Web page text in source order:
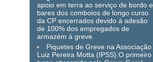
apoio em terra ao serviço de bordo e
bares dos comboios de longo curso
da CP encerrados devido à adesão
de 100% dos empregados de
armazém à greve.
Piquetes de Greve na Associação
Luiz Pereira Motta (IPSS).O primeiro